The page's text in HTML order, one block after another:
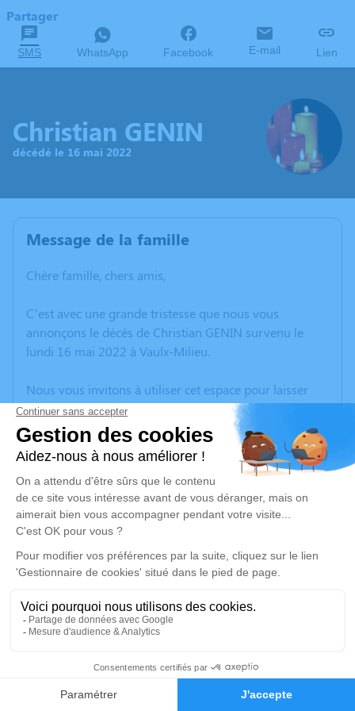
Faire-part Hommages
Partager
SMS WhatsApp Facebook E-mail Lien
Christian GENIN
décédé le 16 mai 2022
Message de la famille
Chère famille, chers amis,
C’est avec une grande tristesse que nous vous
annonçons le décès de Christian GENIN survenu le
lundi 16 mai 2022 à Vaulx-Milieu.
Nous vous invitons à utiliser cet espace pour laisser
vos condoléances, partager des photos souvenirs, une
anecdote ou exprimer vos pensées à travers des
poèmes ou des textes. Cet endroit est un lieu
d'expression dédié à honorer la mémoire de Christian
GENIN.
Un service de plantation d’arbre hommage est
disponible ici.
Je rends hommage
Cérémonie
cimetière
73330 Domessin